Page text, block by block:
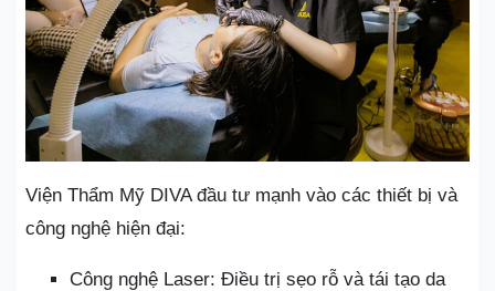
Viện Thẩm Mỹ DIVA đầu tư mạnh vào các thiết bị và
công nghệ hiện đại:
Công nghệ Laser: Điều trị sẹo rỗ và tái tạo da